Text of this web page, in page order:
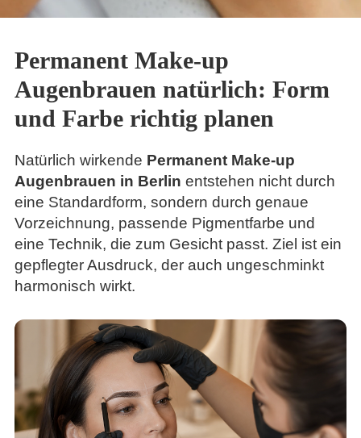
Permanent Make-up
Augenbrauen natürlich: Form
und Farbe richtig planen
Natürlich wirkende Permanent Make-up
Augenbrauen in Berlin entstehen nicht durch
eine Standardform, sondern durch genaue
Vorzeichnung, passende Pigmentfarbe und
eine Technik, die zum Gesicht passt. Ziel ist ein
gepflegter Ausdruck, der auch ungeschminkt
harmonisch wirkt.